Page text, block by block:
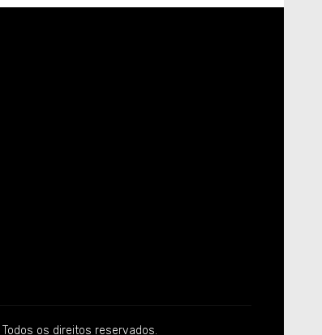
Todos os direitos reservados.